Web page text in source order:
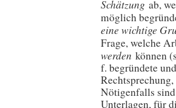
Schätzung ab,
möglich
eine wichtige
Frage, welche
werden können
f. begründete
Nötigenfalls
Unterlagen, für